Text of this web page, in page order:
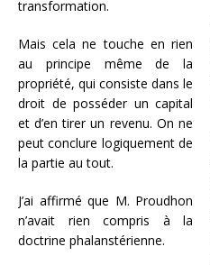
transformation.
Mais cela ne touche en rien
au principe même de la
propriété, qui consiste dans le
droit de posséder un capital
et d’en tirer un revenu. On ne
peut conclure logiquement de
la partie au tout.
J’ai affirmé que M. Proudhon
n’avait rien compris à la
doctrine phalanstérienne.